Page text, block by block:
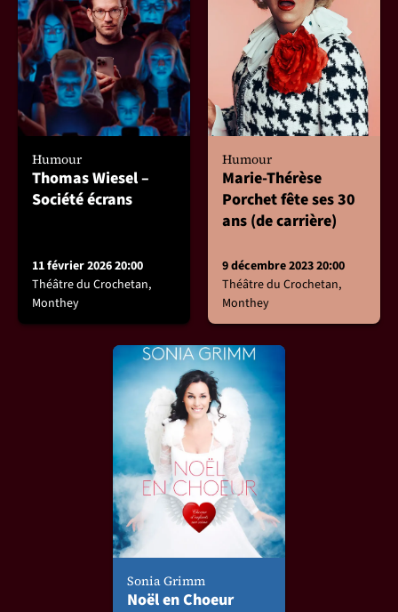
Humour
Thomas Wiesel –
Société écrans
11 février 2026 20:00
Théâtre du Crochetan,
Monthey
Humour
Marie-Thérèse
Porchet fête ses 30
ans (de carrière)
9 décembre 2023 20:00
Théâtre du Crochetan,
Monthey
Sonia Grimm
Noël en Choeur